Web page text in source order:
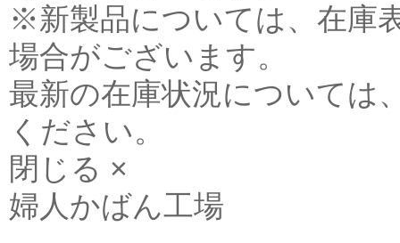
※新製品については、在庫
場合がございます。
最新の在庫状況については
ください。
閉じる ×
婦人かばん工場